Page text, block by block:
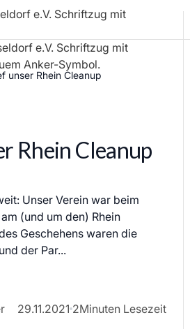
unser Rhein Cleanup
Rhein Cleanup
Unser Verein war beim
(und um den) Rhein
Geschehens waren die
der Par...
29.11.2021 2Minuten Lesezeit